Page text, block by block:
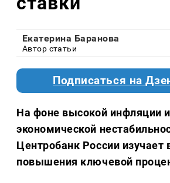
Екатерина Баранова
Автор статьи
Подписаться на
​На фоне высокой инфляции и
экономической
Центробанк России изучает
повышения ключевой